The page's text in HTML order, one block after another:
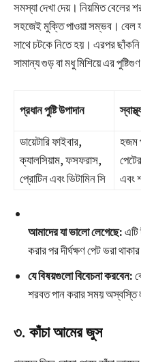
সমস্যা দেখা দেয়। নিয়মিত
সহজেই মুক্তি পাওয়া সম্ভব। বেল
সাথে চটকে নিতে হয়। এরপর
সামান্য গুড় বা মধু মিশিয়ে এর
প্রধান পুষ্টি উপাদান
ডায়েটারি ফাইবার,
ক্যালসিয়াম, ফসফরাস,
প্রোটিন এবং ভিটামিন সি
হজম
এবং
আমাদের যা ভালো লেগেছে:এটি
করার পর দীর্ঘক্ষণ পেট ভরা
যে বিষয়গুলো বিবেচনা করবেন:
শরবত পান করার সময় অস্বস্তি
৩. কাঁচা আমের জুস